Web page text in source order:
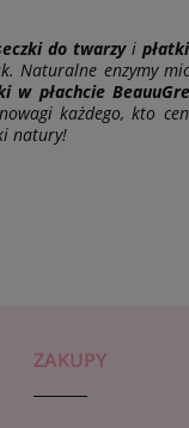
do twarzyi
Naturalne enzymy
w płachcie
każdego, kto
natury!
ZAKUPY